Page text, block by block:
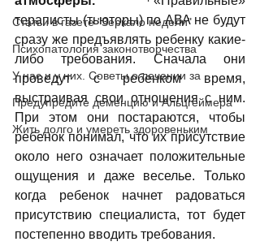
Статьи в газете "Зеркало недели"
Психопатология законотворчества
У нас и у них. Советы о лечении за
Предупредите деменцию и Альцгеймера
Жить долго и умереть здоровеньким
тераписты (тьюторы) по АВА не будут
сразу же предъявлять ребенку какие-
либо требования. Сначала они
проведут с ребенком время,
выстраивая свои отношения с ним.
При этом они постараются, чтобы
ребенок понимал, что их присутствие
около него означает положительные
ощущения и даже веселье. Только
когда ребенок начнет радоваться
присутствию специалиста, тот будет
постепенно вводить требования.